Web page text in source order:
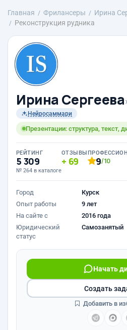
Главная Фрилансеры Ирина
Реконструкция рудника
Ирина Сергеева›
Нейросаммари
Презентации: структура, текст,
РЕЙТИНГ
5 309
№ 264 в каталоге
ОТЗЫВЫ
69 9/10
Город
Курск
Опыт работы
9 лет
На сайте с
2016 года
Юридический
статус
Самозанятый
Начать
Создать
Добавить в